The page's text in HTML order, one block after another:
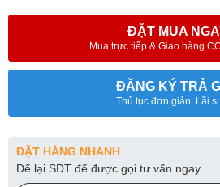
ĐẶT MUA
Mua trực tiếp & Giao hàng
ĐĂNG KÝ TRẢ
Thủ tục đơn giản, Lãi
ĐẶT HÀNG NHANH
Để lại SĐT để được gọi tư vấn ngay